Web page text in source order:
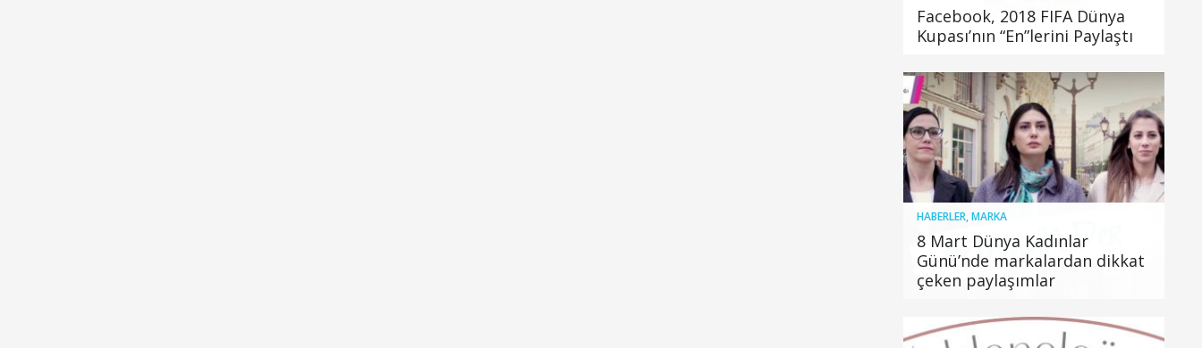
Facebook, 2018 FIFA Dünya
Kupası’nın “En”lerini Paylaştı
HABERLER,MARKA
8 Mart Dünya Kadınlar
Günü’nde markalardan dikkat
çeken paylaşımlar